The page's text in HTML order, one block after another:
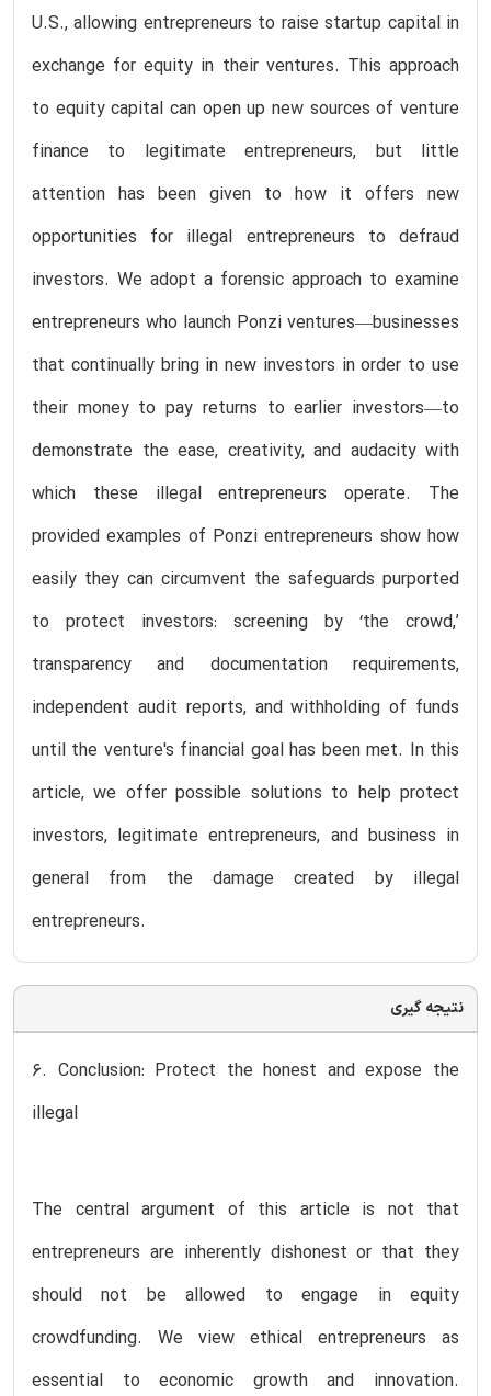
U.S., allowing entrepreneurs to raise startup capital in
exchange for equity in their ventures. This approach
to equity capital can open up new sources of venture
finance to legitimate entrepreneurs, but little
attention has been given to how it offers new
opportunities for illegal entrepreneurs to defraud
investors. We adopt a forensic approach to examine
entrepreneurs who launch Ponzi ventures—businesses
that continually bring in new investors in order to use
their money to pay returns to earlier investors—to
demonstrate the ease, creativity, and audacity with
which these illegal entrepreneurs operate. The
provided examples of Ponzi entrepreneurs show how
easily they can circumvent the safeguards purported
to protect investors: screening by ‘the crowd,’
transparency and documentation requirements,
independent audit reports, and withholding of funds
until the venture's financial goal has been met. In this
article, we offer possible solutions to help protect
investors, legitimate entrepreneurs, and business in
general from the damage created by illegal
entrepreneurs.
نتیجه گیری
6. Conclusion: Protect the honest and expose the
illegal
The central argument of this article is not that
entrepreneurs are inherently dishonest or that they
should not be allowed to engage in equity
crowdfunding. We view ethical entrepreneurs as
essential to economic growth and innovation.